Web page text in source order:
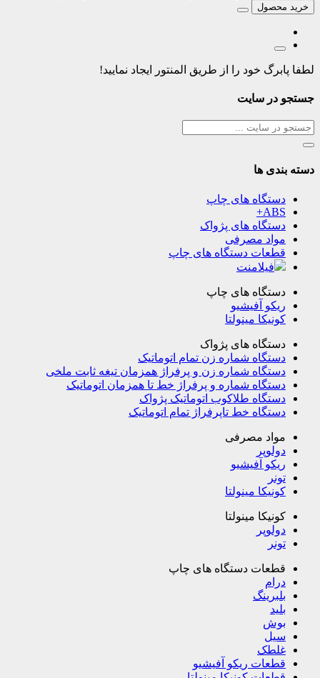
خرید محصول
لطفا پابرگ خود را از طریق المنتور ایجاد نمایید!
جستجو در سایت
دسته بندی ها
دستگاه های چاپ
ABS+
دستگاه های پژواک
مواد مصرفی
قطعات دستگاه های چاپ
فیلامنت
دستگاه های چاپ
ریکو آفیشیو
کونیکا مینولتا
دستگاه های پژواک
دستگاه شماره زن تمام اتوماتیک
دستگاه شماره زن و پرفراژ همزمان تیغه ثابت ملخی
دستگاه شماره و پرفراژ خط تا همزمان اتوماتیک
دستگاه طلاکوب اتوماتیک پژواک
دستگاه خط تاپرفراژ تمام اتوماتیک
مواد مصرفی
دولوپر
ریکو آفیشیو
تونر
کونیکا مینولتا
کونیکا مینولتا
دولوپر
تونر
قطعات دستگاه های چاپ
درام
بلبرینگ
بلید
بوش
سیل
غلطک
قطعات ریکو آفیشیو